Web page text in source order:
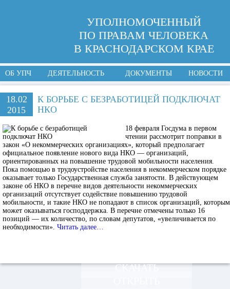
УПОЛНОМОЧЕННЫЙ
ПО ПРАВАМ ЧЕЛОВЕКА
В КРАСНОДАРСКОМ КРАЕ
ОБ УПЧ ДЕЯТЕЛЬНОСТЬ ДОКУМЕНТЫ НОВОСТИ
18.02
2015
К БОРЬБЕ С БЕЗРАБОТИЦЕЙ ПОДКЛЮЧАТ
НКО
18 февраля Госдума в первом
чтении рассмотрит поправки в
закон «О некоммерческих организациях», который предполагает
официальное появление нового вида НКО — организаций,
ориентированных на повышение трудовой мобильности населения.
Пока помощью в трудоустройстве населения в некоммерческом порядке
оказывает только Государственная служба занятости. В действующем
законе об НКО в перечне видов деятельности некоммерческих
организаций отсутствует содействие повышению трудовой
мобильности, и такие НКО не попадают в список организаций, которым
может оказываться господдержка. В перечне отмечены только 16
позиций — их количество, по словам депутатов, «увеличивается по
необходимости». Читать далее…
СКАЧАТЬ